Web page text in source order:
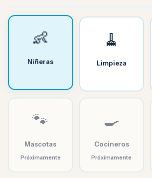
👶
Niñeras
🧹
Limpieza
🐾
Mascotas
Próximamente
🍳
Cocineros
Próximamente